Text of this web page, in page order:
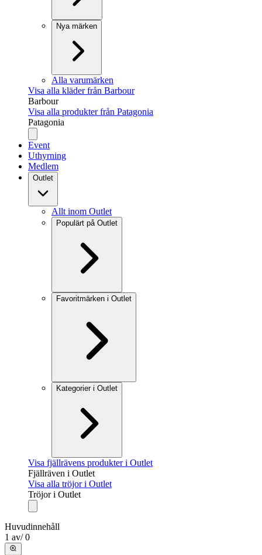
Nya märken
Alla varumärken
Visa alla kläder från Barbour
Barbour
Visa alla produkter från Patagonia
Patagonia
Event
Uthyrning
Medlem
Outlet
Allt inom Outlet
Populärt på Outlet
Favoritmärken i Outlet
Kategorier i Outlet
Visa fjällrävens produkter i Outlet
Fjällräven i Outlet
Visa alla tröjor i Outlet
Tröjor i Outlet
Huvudinnehåll
1 av/ 0